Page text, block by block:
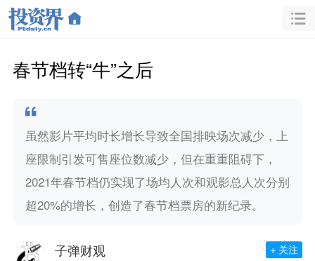
春节档转“牛”之后
虽然影片平均时长增长导致全国排映场次减少，上
座限制引发可售座位数减少，但在重重阻碍下，
2021年春节档仍实现了场均人次和观影总人次分别
超20%的增长，创造了春节档票房的新纪录。
子弹财观 + 关注